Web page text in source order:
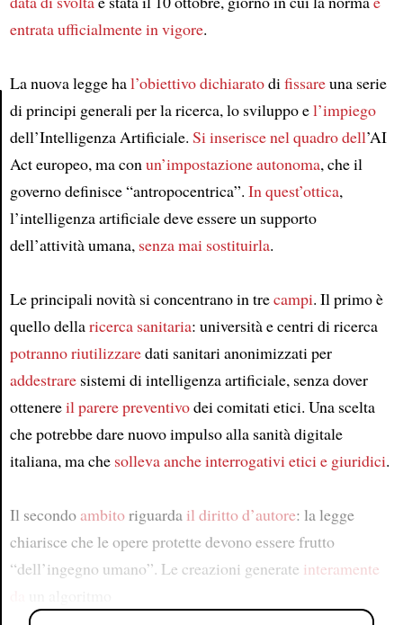
Article
entrata ufficialmente in vigore.
La nuova legge hal’obiettivo dichiaratodifissareuna serie
di principi generali per la ricerca, lo sviluppo el’impiego
dell’Intelligenza Artificiale. Si inserisce nel quadro dell’AI
Act europeo, ma conun’impostazione autonoma, che il
governo definisce “antropocentrica”. In quest’ottica,
l’intelligenza artificiale deve essere un supporto
dell’attività umana, senza mai sostituirla.
Le principali novità si concentrano in trecampi. Il primo è
quello dellaricerca sanitaria: università e centri di ricerca
potranno riutilizzaredati sanitari anonimizzati per
addestraresistemi di intelligenza artificiale, senza dover
ottenereil parere preventivodei comitati etici. Una scelta
che potrebbe dare nuovo impulso alla sanità digitale
italiana, ma che solleva ancheinterrogativi etici e giuridici.
Il secondoambitoriguarda il diritto d’autore: la legge
chiarisce che le opere protette devono essere frutto
“dell’ingegno umano”. Le creazioni generate interamente